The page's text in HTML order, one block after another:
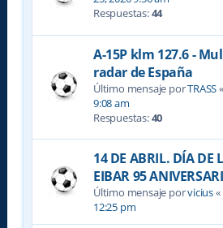
Respuestas:44
A-15P klm 127.6 -
radar de España
Último mensaje porTRASS«
9:08 am
Respuestas:40
14 DE ABRIL. DÍA DE
EIBAR 95
Último mensaje porvicius«
12:25 pm